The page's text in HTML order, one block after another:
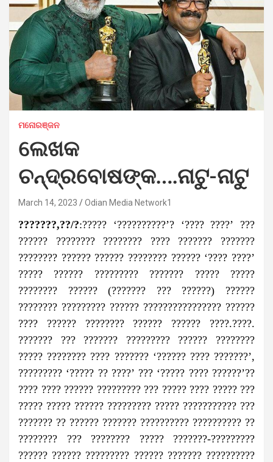
ମନୋରଞ୍ଜନ
ଲେଖକ
ଚନ୍ଦ୍ରବୋଷଙ୍କ….ନାଟୁ-ନାଟୁ
March 14, 2023 Odian Media Network1
???????,??/?:????? ‘??????????’? ‘???? ????’ ???
?????? ???????? ???????? ???? ??????? ???????
???????? ?????? ?????? ???????? ?????? ‘???? ????’
????? ?????? ????????? ??????? ????? ?????
???????? ?????? (??????? ??? ??????) ??????
???????? ????????? ?????? ???????????????? ??????
???? ?????? ???????? ?????? ?????? ????.????.
??????? ??? ??????? ????????? ?????? ????????
????? ???????? ???? ??????? ‘?????? ???? ???????’,
????????? ‘????? ?? ????’ ??? ‘????? ???? ??????’??
???? ???? ?????? ????????? ??? ????? ???? ????? ???
????? ????? ?????? ????????? ????? ??????????? ???
??????? ?? ?????? ??????? ?????????? ?????????? ??
???????? ??? ???????? ????? ???????-?????????
?????? ?????? ????????? ?????? ??????? ??????????